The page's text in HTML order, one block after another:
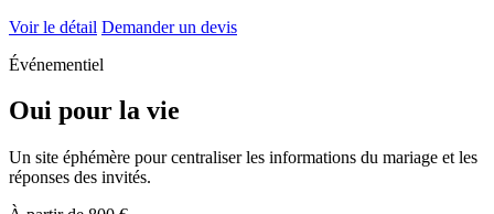
Voir le détail Demander un devis
Événementiel
Oui pour la vie
Un site éphémère pour centraliser les informations du mariage et les
réponses des invités.